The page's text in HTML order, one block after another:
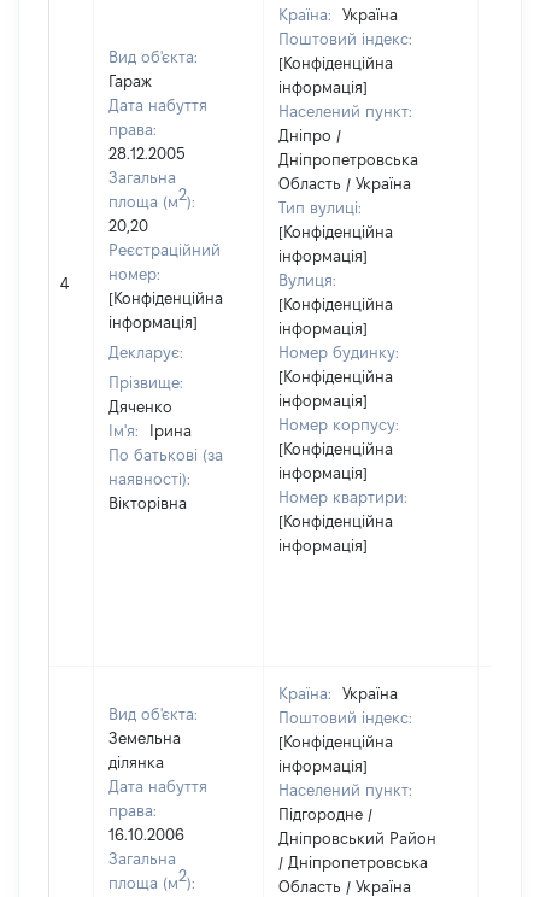
4
Вид об'єкта:
Гараж
Дата набуття
права:
28.12.2005
Загальна
площа (м2):
20,20
Реєстраційний
номер:
[Конфіденційна
інформація]
Декларує:
Прізвище:
Дяченко
Ім'я:
Ірина
По батькові (за
наявності):
Вікторівна
Країна:
Україна
Поштовий індекс:
[Конфіденційна
інформація]
Населений пункт:
Дніпро /
Дніпропетровська
Область / Україна
Тип вулиці:
[Конфіденційна
інформація]
Вулиця:
[Конфіденційна
інформація]
Номер будинку:
[Конфіденційна
інформація]
Номер корпусу:
[Конфіденційна
інформація]
Номер квартири:
[Конфіденційна
інформація]
Вид об'єкта:
Земельна
ділянка
Дата набуття
права:
16.10.2006
Загальна
площа (м2):
Країна:
Україна
Поштовий індекс:
[Конфіденційна
інформація]
Населений пункт:
Підгородне /
Дніпровський Район
/ Дніпропетровська
Область / Україна